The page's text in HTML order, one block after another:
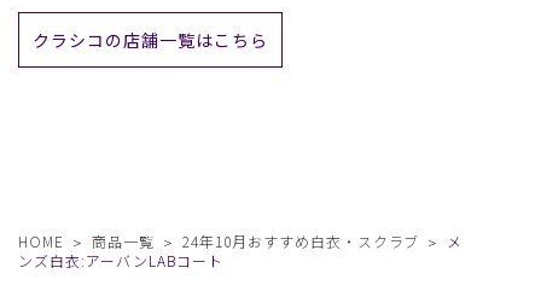
クラシコの店舗一覧はこちら
HOME 商品一覧 24年10月おすすめ白衣・スクラブ
メ
ンズ白衣:アーバンLABコート